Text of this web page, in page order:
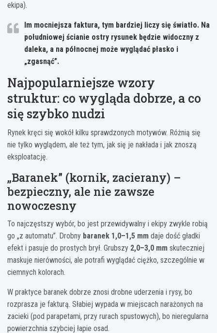
ekipa).
Im mocniejsza faktura, tym bardziej liczy się światło. Na
południowej ścianie ostry rysunek będzie widoczny z
daleka, a na północnej może wyglądać płasko i
„zgasnąć”.
Najpopularniejsze wzory
struktur: co wygląda dobrze, a co
się szybko nudzi
Rynek kręci się wokół kilku sprawdzonych motywów. Różnią się
nie tylko wyglądem, ale też tym, jak się je nakłada i jak znoszą
eksploatację.
„Baranek” (kornik, zacierany) –
bezpieczny, ale nie zawsze
nowoczesny
To najczęstszy wybór, bo jest przewidywalny i ekipy zwykle robią
go „z automatu”. Drobny baranek 1,0–1,5 mm daje dość gładki
efekt i pasuje do prostych brył. Grubszy 2,0–3,0 mm skuteczniej
maskuje nierówności, ale potrafi wyglądać ciężko, szczególnie w
ciemnych kolorach.
W praktyce baranek dobrze znosi drobne uderzenia i rysy, bo
rozprasza je fakturą. Słabiej wypada w miejscach narażonych na
zacieki (pod parapetami, przy rurach spustowych), bo nieregularna
powierzchnia szybciej łapie osad.